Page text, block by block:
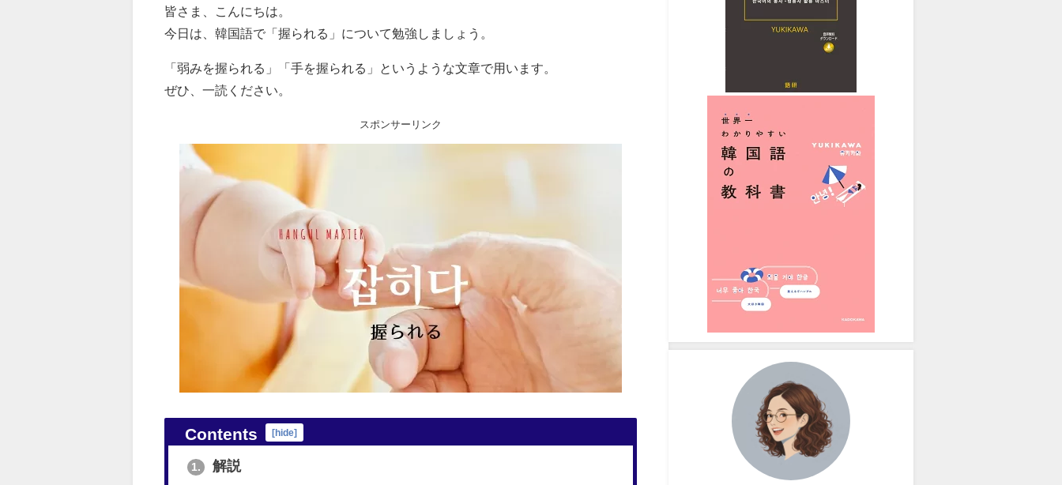
皆さま、こんにちは。
今日は、韓国語で「握られる」について勉強しましょう。
「弱みを握られる」「手を握られる」というような文章で用います。
ぜひ、一読ください。
スポンサーリンク
Contents [hide]
1. 解説